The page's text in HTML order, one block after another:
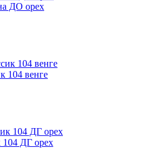
ДО орех
104 венге
104 ДГ орех